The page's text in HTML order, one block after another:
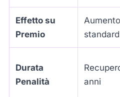
Effetto su
Premio
Aumento
standard
Durata
Penalità
anni